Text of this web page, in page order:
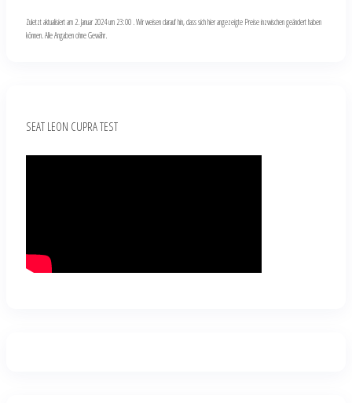
Zuletzt aktualisiert am 2. Januar 2024 um 23:00 . Wir weisen darauf hin, dass sich hier angezeigte Preise inzwischen geändert haben
können. Alle Angaben ohne Gewähr.
SEAT LEON CUPRA TEST